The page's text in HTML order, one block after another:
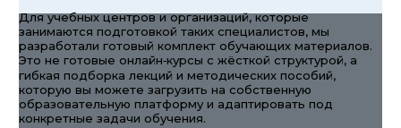
Для учебных центров и организаций, которые
занимаются подготовкой таких специалистов, мы
разработали готовый комплект обучающих материалов.
Это не готовые онлайн‑курсы с жёсткой структурой, а
гибкая подборка лекций и методических пособий,
которую вы можете загрузить на собственную
образовательную платформу и адаптировать под
конкретные задачи обучения.